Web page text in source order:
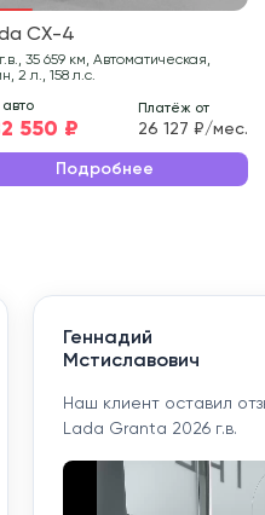
CX-4
2 л., 158 л.с.
550 ₽
Платёж от
26 127 ₽/мес.
Подробнее
Геннадий
Мстиславович
Наш клиент оставил
Lada Granta 2026 г.в.